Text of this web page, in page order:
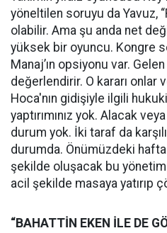
yöneltilen soruyu da Yavuz,
olabilir. Ama şu anda net
yüksek bir oyuncu. Kongre
Manaj’ın opsiyonu var.
değerlendirir. O kararı
Hoca'nın gidişiyle ilgili
yaptırımınız yok. Alacak
durum yok. İki taraf da
durumda. Önümüzdeki
şekilde oluşacak bu
acil şekilde masaya yatırıp
“BAHATTİN EKEN İLE DE